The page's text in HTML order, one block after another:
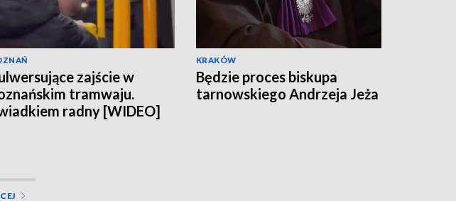
zajście w
tramwaju.
radny [WIDEO]
KRAKÓW
Będzie proces biskupa
tarnowskiego Andrzeja Jeża